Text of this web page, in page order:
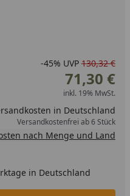
eingeben
um eins erhöhen
-45% UVP 130,32 €
71,30 €
inkl. 19% MwSt.
in Deutschland
Versandkostenfrei ab 6 Stück
nach Menge und Land
in Deutschland